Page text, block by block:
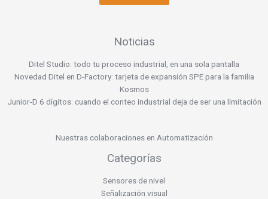
Noticias
Ditel Studio: todo tu proceso industrial, en una sola pantalla
Novedad Ditel en D-Factory: tarjeta de expansión SPE para la familia
Kosmos
Junior-D 6 dígitos: cuando el conteo industrial deja de ser una limitación
Nuestras colaboraciones en Automatización
Categorías
Sensores de nivel
Señalización visual